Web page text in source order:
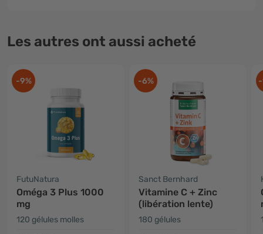
Les autres ont aussi acheté
-9%
FutuNatura
Oméga 3 Plus 1000
mg
120 gélules molles
-6%
Sanct Bernhard
Vitamine C + Zinc
(libération lente)
180 gélules